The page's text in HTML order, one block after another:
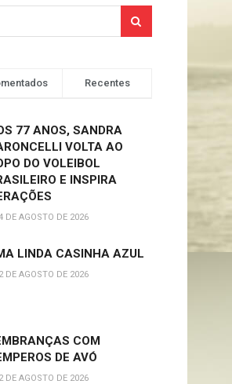
Recentes
77 ANOS, SANDRA
VOLTA AO
DO VOLEIBOL
E INSPIRA
DE AGOSTO DE 2026
LINDA CASINHA AZUL
2 DE AGOSTO DE 2026
COM
DE AVÓ
2 DE AGOSTO DE 2026